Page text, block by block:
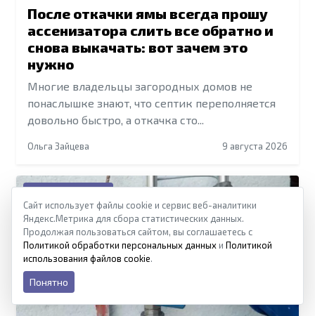
После откачки ямы всегда прошу
ассенизатора слить все обратно и
снова выкачать: вот зачем это
нужно
Многие владельцы загородных домов не
понаслышке знают, что септик переполняется
довольно быстро, а откачка сто...
Ольга Зайцева 9 августа 2026
Ремонт квартиры
Сайт использует файлы cookie и сервис веб-аналитики
Яндекс.Метрика для сбора статистических данных.
Продолжая пользоваться сайтом, вы соглашаетесь с
Политикой обработки персональных данных и Политикой
использования файлов cookie.
Понятно